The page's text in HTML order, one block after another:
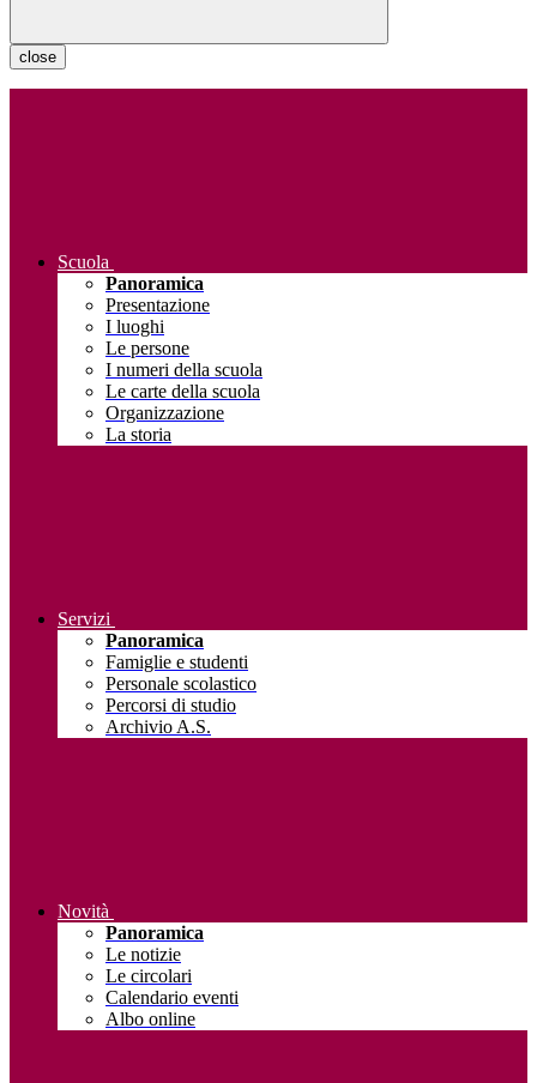
close
Scuola
Panoramica
Presentazione
I luoghi
Le persone
I numeri della scuola
Le carte della scuola
Organizzazione
La storia
Servizi
Panoramica
Famiglie e studenti
Personale scolastico
Percorsi di studio
Archivio A.S.
Novità
Panoramica
Le notizie
Le circolari
Calendario eventi
Albo online